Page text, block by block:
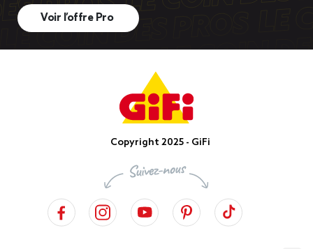
Voir l’offre Pro
Copyright 2025 - GiFi